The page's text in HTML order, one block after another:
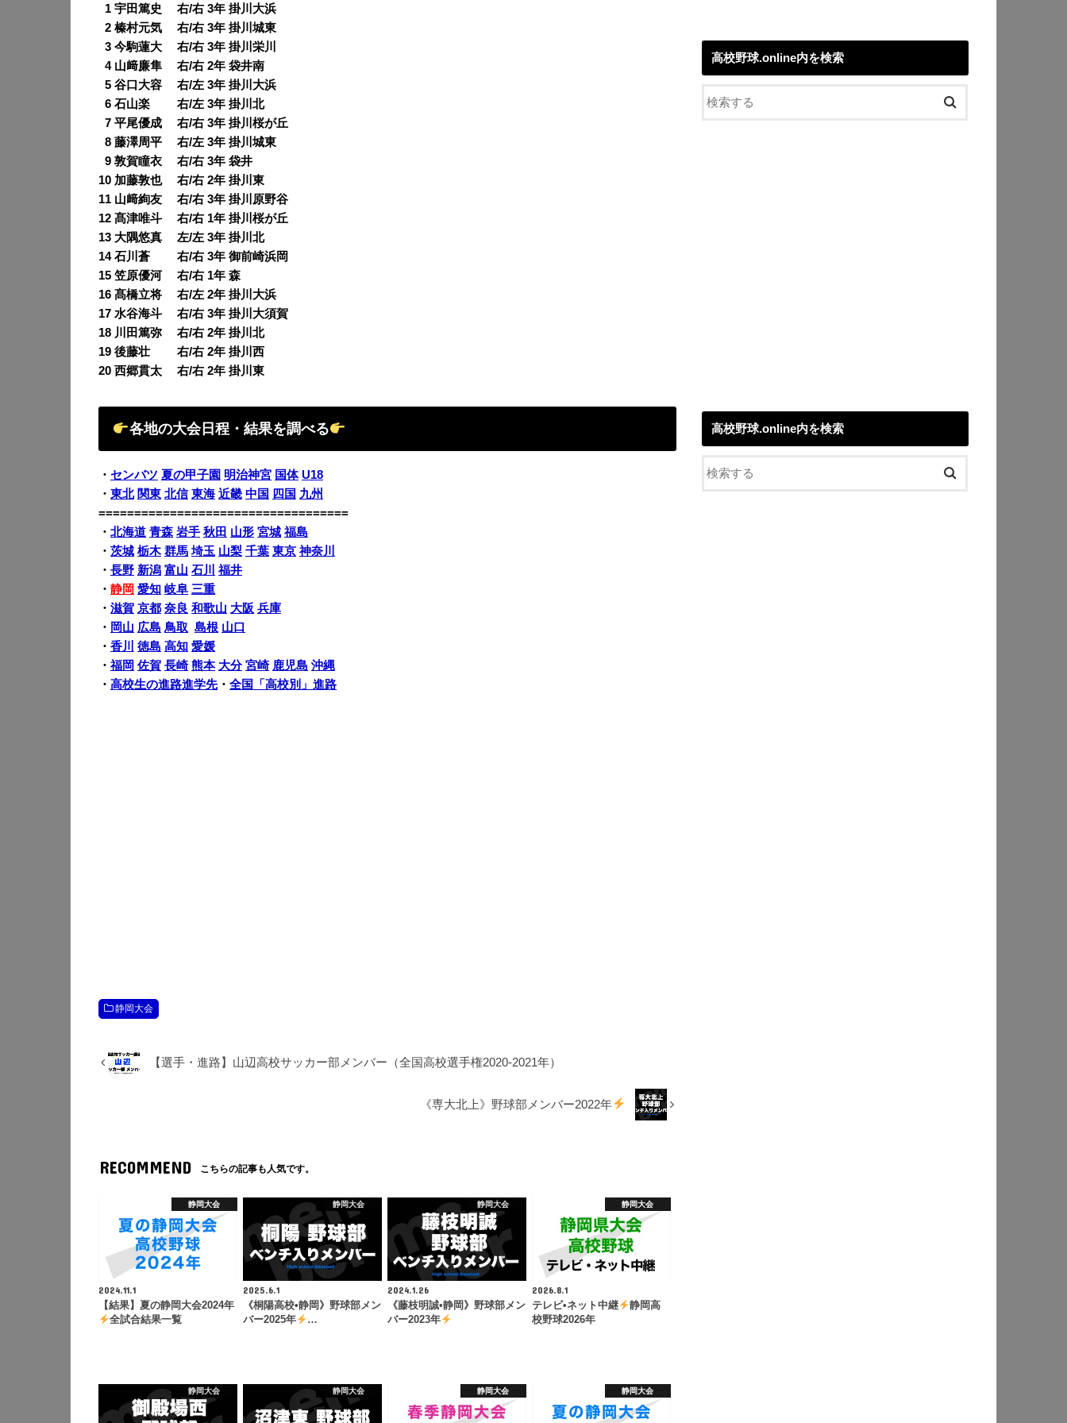
1 宇田篤史 右/右 3年 掛川大浜
2 榛村元気 右/右 3年 掛川城東
3 今駒蓮大 右/右 3年 掛川栄川
4 山﨑廉隼 右/右 2年 袋井南
5 谷口大容 右/左 3年 掛川大浜
6 石山楽 右/左 3年 掛川北
7 平尾優成 右/右 3年 掛川桜が丘
8 藤澤周平 右/左 3年 掛川城東
9 敦賀瞳衣 右/右 3年 袋井
10 加藤敦也 右/右 2年 掛川東
11 山﨑絢友 右/右 3年 掛川原野谷
12 髙津唯斗 右/右 1年 掛川桜が丘
13 大隅悠真 左/左 3年 掛川北
14 石川蒼 右/右 3年 御前崎浜岡
15 笠原優河 右/右 1年 森
16 髙橋立将 右/左 2年 掛川大浜
17 水谷海斗 右/右 3年 掛川大須賀
18 川田篤弥 右/右 2年 掛川北
19 後藤壮 右/右 2年 掛川西
20 西郷貫太 右/右 2年 掛川東
各地の大会日程・結果を調べる
・ センバツ 夏の甲子園 明治神宮 国体 U18
・ 東北 関東 北信 東海 近畿 中国 四国 九州
===================================
・ 北海道 青森 岩手 秋田 山形 宮城 福島
・ 茨城 栃木 群馬 埼玉 山梨 千葉 東京 神奈川
・ 長野 新潟 富山 石川
福井
・ 静岡 愛知 岐阜 三重
・ 滋賀 京都 奈良 和歌山 大阪 兵庫
・ 岡山 広島 鳥取 島根 山口
・ 香川 徳島 高知 愛媛
・ 福岡 佐賀 長崎 熊本 大分 宮崎 鹿児島 沖縄
・ 高校生の進路進学先・ 全国「高校別」進路
静岡大会
【選手・進路】山辺高校サッカー部メンバー（全国高校選手権2020-2021年）
《専大北上》野球部メンバー2022年
RECOMMEND こちらの記事も人気です。
静岡大会
2024.11.1
【結果】夏の静岡大会2024年
全試合結果一覧
静岡大会
2025.6.1
《桐陽高校•静岡》野球部メン
バー2025年
…
静岡大会
2024.1.26
《藤枝明誠•静岡》野球部メン
バー2023年
静岡大会
2026.8.1
テレビ•ネット中継
静岡高
校野球2026年
静岡大会 静岡大会 静岡大会 静岡大会
高校野球.online内を検索
高校野球.online内を検索